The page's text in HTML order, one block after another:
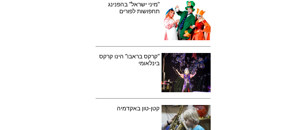
"מיני ישראל" בהפנינג
תחפושות לפורים
"קרקס בראבו" הינו קרקס
בינלאומי
קטן-טון באקדמיה